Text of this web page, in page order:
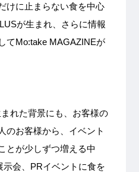
けに止まらない食を中心
が生まれ、さらに情報
てMo:take MAGAZINEが
れた背景にも、お客様の
のお客様から、イベント
とが少しずつ増える中
会、PRイベントに食を